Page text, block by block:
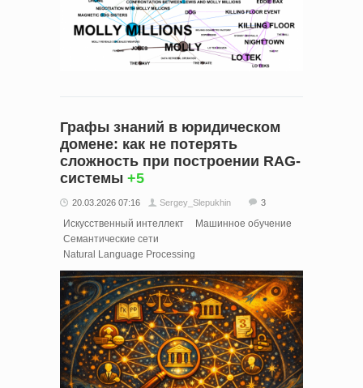
Графы знаний в юридическом
домене: как не потерять
сложность при построении RAG-
системы +5
20.03.2026 07:16 Sergey_Slepukhin 3
Искусственный интеллект
Машинное обучение
Семантические сети
Natural Language Processing